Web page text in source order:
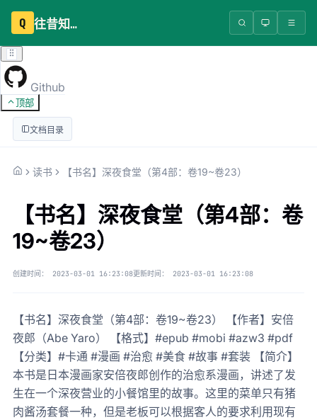
Q 往昔知识库
Github
顶部
文档目录
读书 【书名】深夜食堂（第4部：卷19~卷23）
【书名】深夜食堂（第4部：卷
19~卷23）
创建时间： 2023-03-01 16:23:08更新时间： 2023-03-01 16:23:08
【书名】深夜食堂（第4部：卷19~卷23） 【作者】安倍
夜郎（Abe Yaro） 【格式】#epub #mobi #azw3 #pdf
【分类】#卡通 #漫画 #治愈 #美食 #故事 #套装 【简介】
本书是日本漫画家安倍夜郎创作的治愈系漫画，讲述了发
生在一个深夜营业的小餐馆里的故事。这里的菜单只有猪
肉酱汤套餐一种，但是老板可以根据客人的要求利用现有